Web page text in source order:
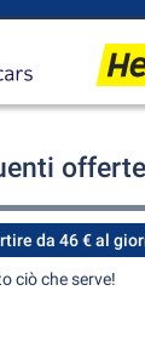
da 46 € al
ciò che serve!